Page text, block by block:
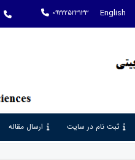
English
09222523133
ثبت نام در سایت ارسال مقاله